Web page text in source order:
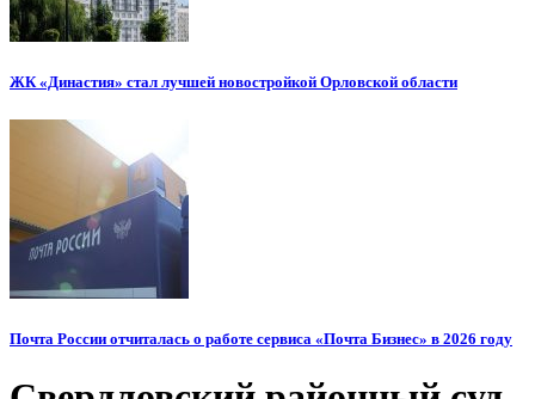
ЖК «Династия» стал лучшей новостройкой Орловской области
Почта России отчиталась о работе сервиса «Почта Бизнес» в 2026 году